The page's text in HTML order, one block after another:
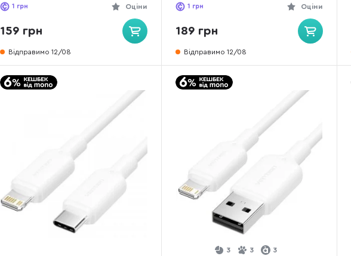
Оціни
1 грн
159 грн
Відправимо 12/08
Оціни
1 грн
189 грн
Відправимо 12/08
3 3 3